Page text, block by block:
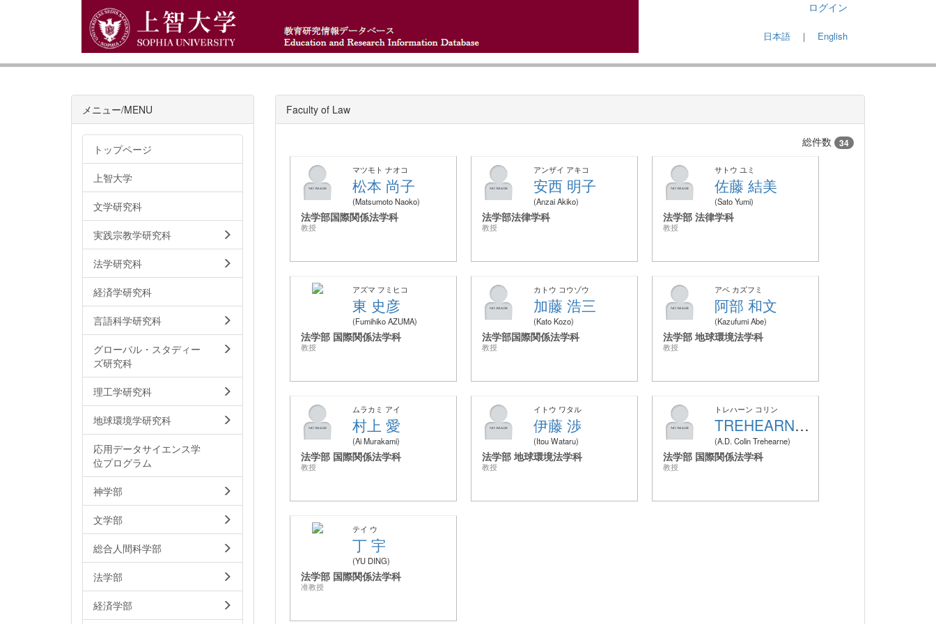
ログイン
日本語 ｜ English
Faculty of Law
総件数 34
マツモト ナオコ
松本 尚子
Matsumoto Naoko
法学部国際関係法学科
教授
アンザイ アキコ
安西 明子
Anzai Akiko
法学部法律学科
教授
サトウ ユミ
佐藤 結美
Sato Yumi
法学部 法律学科
教授
アズマ フミヒコ
東 史彦
Fumihiko AZUMA
法学部 国際関係法学科
教授
カトウ コウゾウ
加藤 浩三
Kato Kozo
法学部国際関係法学科
教授
アベ カズフミ
阿部 和文
Kazufumi Abe
法学部 地球環境法学科
教授
ムラカミ アイ
村上 愛
Ai Murakami
法学部 国際関係法学科
教授
イトウ ワタル
伊藤 渉
Itou Wataru
法学部 地球環境法学科
教授
トレハーン コリン
TREHEARNE A.D. COLIN
A.D. Colin Trehearne
法学部 国際関係法学科
教授
テイ ウ
丁 宇
YU DING
法学部 国際関係法学科
准教授
メニュー/MENU
トップページ
上智大学
文学研究科
実践宗教学研究科
法学研究科
経済学研究科
言語科学研究科
グローバル・スタディー
ズ研究科
理工学研究科
地球環境学研究科
応用データサイエンス学
位プログラム
神学部
文学部
総合人間科学部
法学部
経済学部